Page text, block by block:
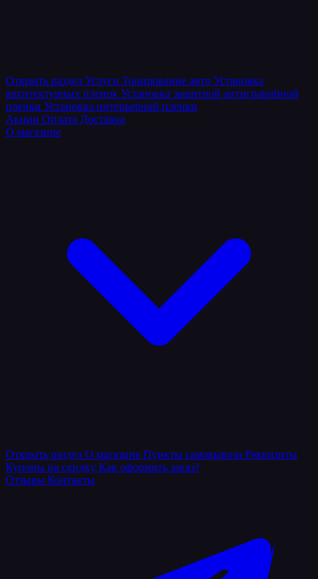
Открыть раздел Услуги Тонирование авто Установка
архитектурных пленок Установка защитной антигравийной
пленки Установка интерьерной пленки
Акции Оплата Доставка
О магазине
Открыть раздел О магазине Пункты самовывоза Реквизиты
Купоны на скидку Как оформить заказ?
Отзывы Контакты